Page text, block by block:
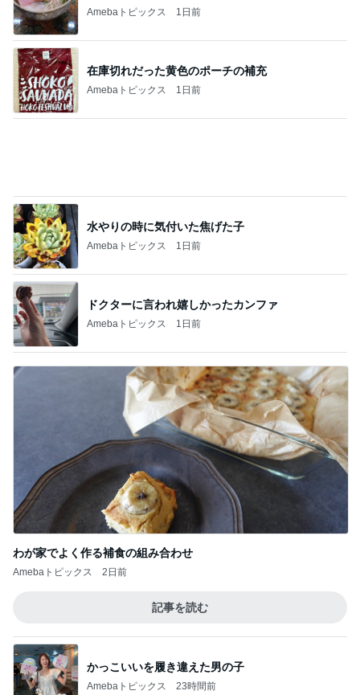
Amebaトピックス 1日前
在庫切れだった黄色のポーチの補充
Amebaトピックス 1日前
水やりの時に気付いた焦げた子
Amebaトピックス 1日前
ドクターに言われ嬉しかったカンファ
Amebaトピックス 1日前
わが家でよく作る補食の組み合わせ
Amebaトピックス 2日前
記事を読む
かっこいいを履き違えた男の子
Amebaトピックス 23時間前